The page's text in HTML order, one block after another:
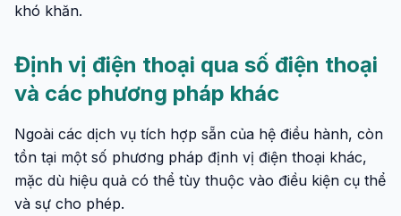
khó khăn.
Định vị điện thoại qua số điện thoại
và các phương pháp khác
Ngoài các dịch vụ tích hợp sẵn của hệ điều hành, còn
tồn tại một số phương pháp định vị điện thoại khác,
mặc dù hiệu quả có thể tùy thuộc vào điều kiện cụ thể
và sự cho phép.